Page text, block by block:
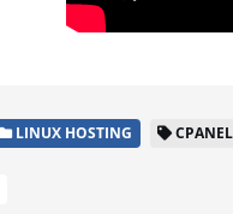
LINUX HOSTING CPANEL